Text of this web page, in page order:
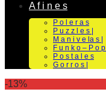
A f i n e s
P o l e r a s
P u z z l e s |
M a n i v e la s |
F u n k o – P o p |
P o s t a l e s
G o r r o s |
-13%